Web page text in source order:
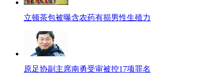
立顿茶包被曝含农药有损男性生殖力
原足协副主席南勇受审被控17项罪名